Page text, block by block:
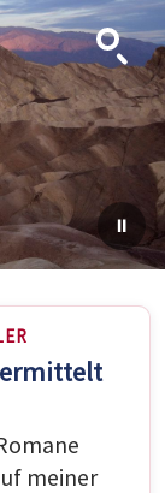
Suche
ermittelt
meiner